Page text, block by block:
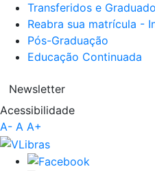
Transferidos e
Reabra sua matrícula -
Pós-Graduação
Educação Continuada
Newsletter
Acessibilidade
A- A A+